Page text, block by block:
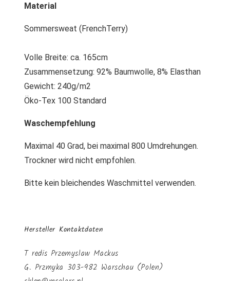
Material
Sommersweat (FrenchTerry)
Volle Breite: ca. 165cm
Zusammensetzung: 92% Baumwolle, 8% Elasthan
Gewicht: 240g/m2
Öko-Tex 100 Standard
Waschempfehlung
Maximal 40 Grad, bei maximal 800 Umdrehungen.
Trockner wird nicht empfohlen.
Bitte kein bleichendes Waschmittel verwenden.
Hersteller Kontaktdaten
T redis Przemyslaw Mackus
G. Przmyka 303-982 Warschau (Polen)